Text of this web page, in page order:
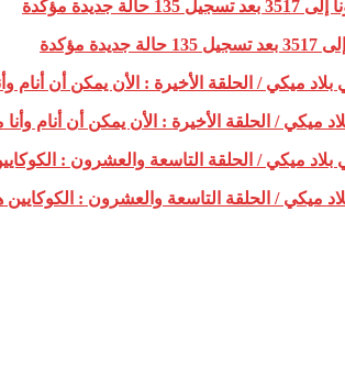
مؤكدة
/ الحلقة الأخيرة : الأن يمكن أن أنام وأنا
/ الحلقة التاسعة والعشرون : الكوكايين هو